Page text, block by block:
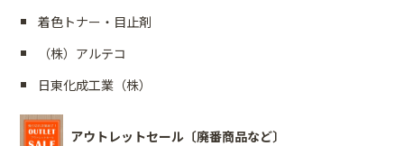
着色トナー・目止剤
（株）アルテコ
日東化成工業（株）
アウトレットセール〔廃番商品など〕